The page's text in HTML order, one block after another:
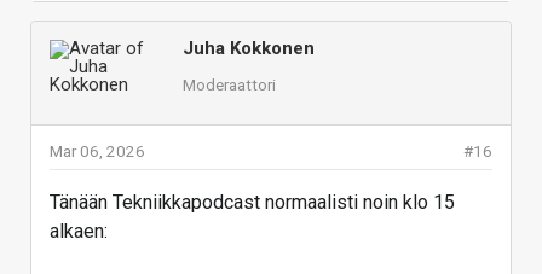
Juha Kokkonen
Moderaattori
#16
Mar 06, 2026
Tänään Tekniikkapodcast normaalisti noin klo 15
alkaen: